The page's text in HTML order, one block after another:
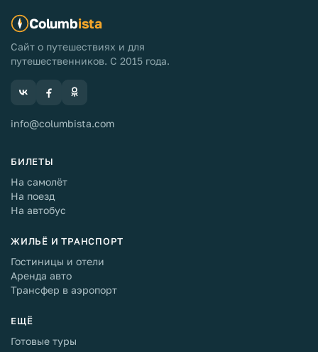
Columbista
Сайт о путешествиях и для
путешественников. С 2015 года.
info@columbista.com
БИЛЕТЫ
На самолёт
На поезд
На автобус
ЖИЛЬЁ И ТРАНСПОРТ
Гостиницы и отели
Аренда авто
Трансфер в аэропорт
ЕЩЁ
Готовые туры